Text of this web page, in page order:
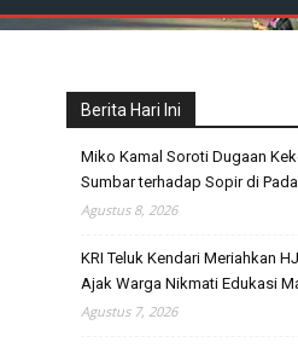
Berita Hari Ini
Miko Kamal Soroti Dugaan
Sumbar terhadap Sopir di
Agustus 8, 2026
KRI Teluk Kendari Meriahkan
Ajak Warga Nikmati Edukasi
Agustus 7, 2026